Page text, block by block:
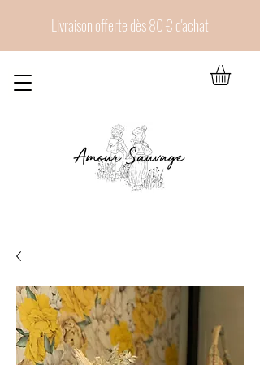
Livraison offerte dès 80 € d'achat